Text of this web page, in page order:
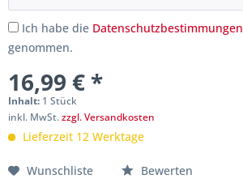
Ich habe die Datenschutzbestimmungen
genommen.
16,99 € *
Inhalt: 1 Stück
inkl. MwSt.zzgl. Versandkosten
Lieferzeit 12 Werktage
Wunschliste Bewerten